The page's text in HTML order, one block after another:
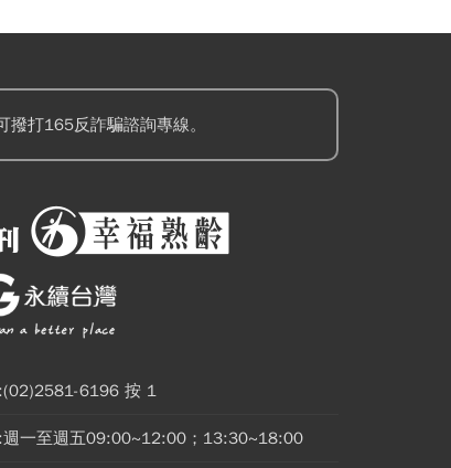
撥打165反詐騙諮詢專線。
6196 按 1
週一至週五09:00~12:00；13:30~18:00